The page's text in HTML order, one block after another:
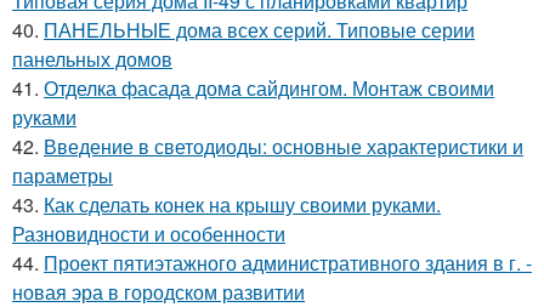
40. ПАНЕЛЬНЫЕ дома всех серий. Типовые серии
панельных домов
41. Отделка фасада дома сайдингом. Монтаж своими
руками
42. Введение в светодиоды: основные характеристики и
параметры
43. Как сделать конек на крышу своими руками.
Разновидности и особенности
44. Проект пятиэтажного административного здания в г. -
новая эра в городском развитии